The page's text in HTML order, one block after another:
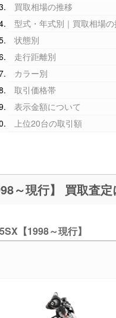
買取相場の推移
型式・年式別｜買取相場の
状態別
走行距離別
カラー別
取引価格帯
表示金額について
上位20台の取引額
KTM 65SX【
【1998～現行】